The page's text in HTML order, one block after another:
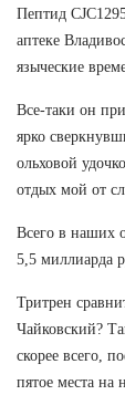
Пептид
аптеке
языческие
Все-таки он
ярко
ольховой
отдых мой от
Всего в наших
5,5 миллиарда
Тритрен
Чайковский?
скорее всего,
пятое места на